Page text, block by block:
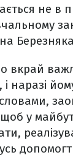
не в
вкрай
наразі
щоб у